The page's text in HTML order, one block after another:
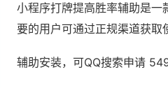
小程序打牌提高胜率辅助是一
要的用户可通过正规渠道获取
辅助安装，可QQ搜索申请